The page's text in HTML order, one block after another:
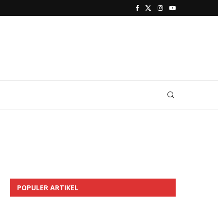
POPULER ARTIKEL